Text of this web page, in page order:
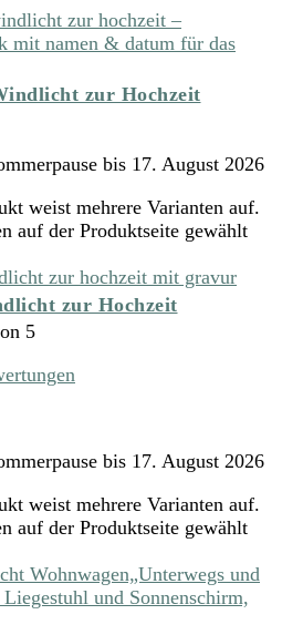
zur Hochzeit
bis 17. August 2026
weist mehrere Varianten auf.
auf der Produktseite gewählt
zur Hochzeit
5
bis 17. August 2026
weist mehrere Varianten auf.
auf der Produktseite gewählt